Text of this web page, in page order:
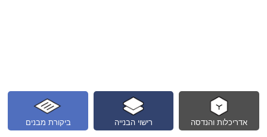
ביקורת מבנים רישוי הבנייה אדריכלות והנדסה